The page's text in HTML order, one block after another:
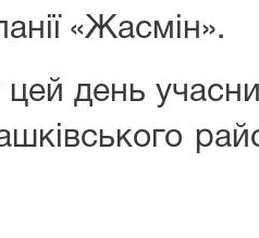
«Жасмін».